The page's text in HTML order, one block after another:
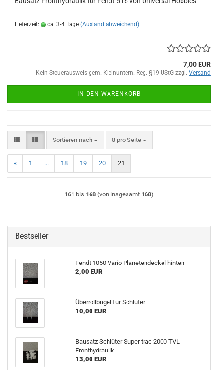
Lieferzeit: ca. 3-4 Tage (Ausland abweichend)
7,00 EUR
Kein Steuerausweis gem. Kleinuntern.-Reg. §19 UStG zzgl. Versand
IN DEN WARENKORB
Sortieren nach
Sortieren nach 8 pro Seite
pro Seite
« 1 ... 18 19 20 21
161 bis 168 (von insgesamt 168)
Bestseller
Fendt 1050 Vario Planetendeckel hinten
2,00 EUR
Überrollbügel für Schlüter
10,00 EUR
Bausatz Schlüter Super trac 2000 TVL
Fronthydraulik
13,00 EUR